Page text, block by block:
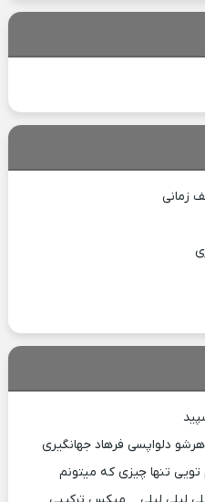
زمانی
دلواپسی فرهاد جهانگیری
تویی تنها چیزی که میتونم